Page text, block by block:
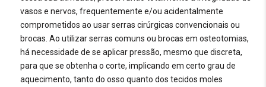
Rinoplastia.
Acessórios que acompanham
01 Peça de mão LED com cabo autoclavável
01 Suporte de apoio da peça de mão
05 Pontas TIP (US1, US1R, US1L, US5, UP4)
vasos e nervos, frequentemente e/ou acidentalmente
comprometidos ao usar serras cirúrgicas convencionais ou
brocas. Ao utilizar serras comuns ou brocas em osteotomias,
há necessidade de se aplicar pressão, mesmo que discreta,
para que se obtenha o corte, implicando em certo grau de
aquecimento, tanto do osso quanto dos tecidos moles